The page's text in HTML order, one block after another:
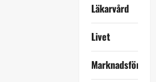
Läkarvård
Livet
Marknadsföring